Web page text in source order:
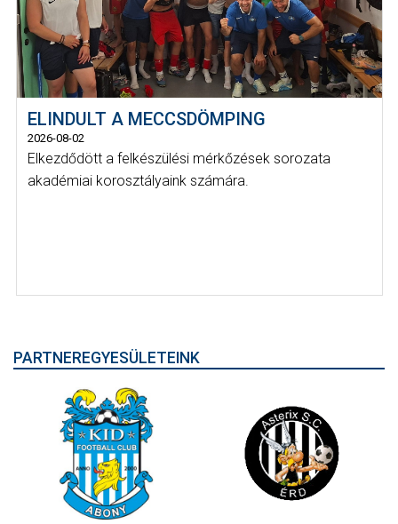
ELINDULT A MECCSDÖMPING
2026-08-02
Elkezdődött a felkészülési mérkőzések sorozata
akadémiai korosztályaink számára.
PARTNEREGYESÜLETEINK